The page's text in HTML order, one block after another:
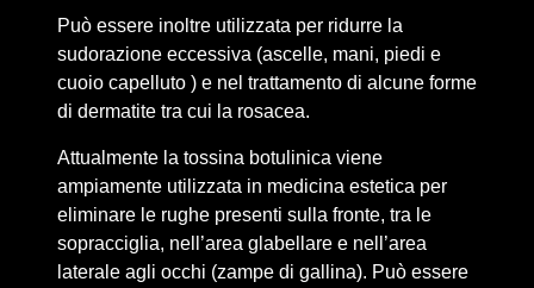
Può essere inoltre utilizzata per ridurre la
sudorazione eccessiva (ascelle, mani, piedi e
cuoio capelluto ) e nel trattamento di alcune forme
di dermatite tra cui la rosacea.
Attualmente la tossina botulinica viene
ampiamente utilizzata in medicina estetica per
eliminare le rughe presenti sulla fronte, tra le
sopracciglia, nell’area glabellare e nell’area
laterale agli occhi (zampe di gallina). Può essere